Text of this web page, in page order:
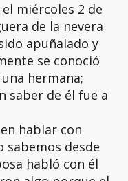
miércoles 2 de
de la nevera
apuñalado y
se conoció
hermana;
saber de él fue a
hablar con
sabemos desde
habló con él